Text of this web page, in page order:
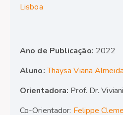
Lisboa
Ano de Publicação: 2022
Aluno: Thaysa Viana
Orientadora: Prof. Dr.
Co-Orientador: Felippe